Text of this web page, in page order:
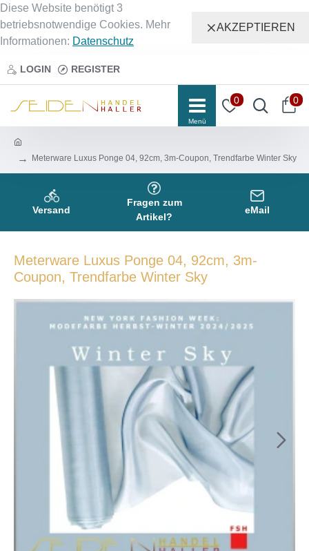
Diese Website benötigt 3
betriebsnotwendige Cookies. Mehr
Informationen: Datenschutz
AKZEPTIEREN
LOGIN REGISTER
0 0
Meterware Luxus Ponge 04, 92cm, 3m-Coupon, Trendfarbe Winter Sky
Versand
Fragen zum
Artikel?
eMail
Meterware Luxus Ponge 04, 92cm, 3m-
Coupon, Trendfarbe Winter Sky